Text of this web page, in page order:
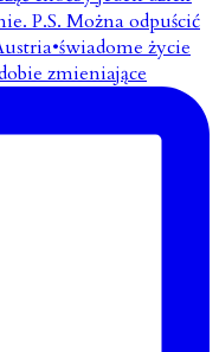
zmieniające